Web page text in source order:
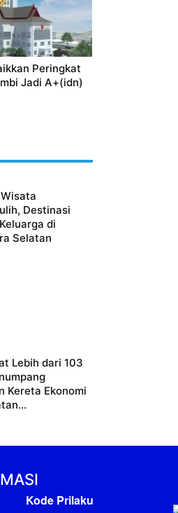
Peringkat
Jadi A+(idn)
Destinasi
di
Selatan
Lebih dari 103
Kereta Ekonomi
Kode Prilaku